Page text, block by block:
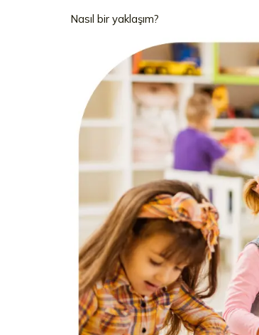
Nasıl bir yaklaşım?